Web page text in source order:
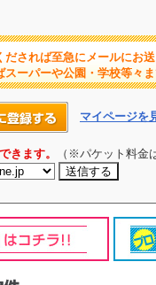
されば至急にメールにお
ーパーや公園・学校等々
マイページを
きます。
（※パケット料金